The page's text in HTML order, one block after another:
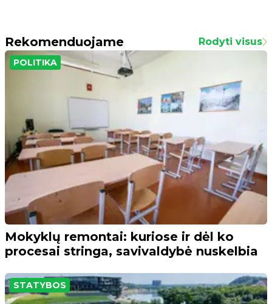
Rekomenduojame Rodyti visus
POLITIKA
Mokyklų remontai: kuriose ir dėl ko
procesai stringa, savivaldybė nuskelbia
STATYBOS